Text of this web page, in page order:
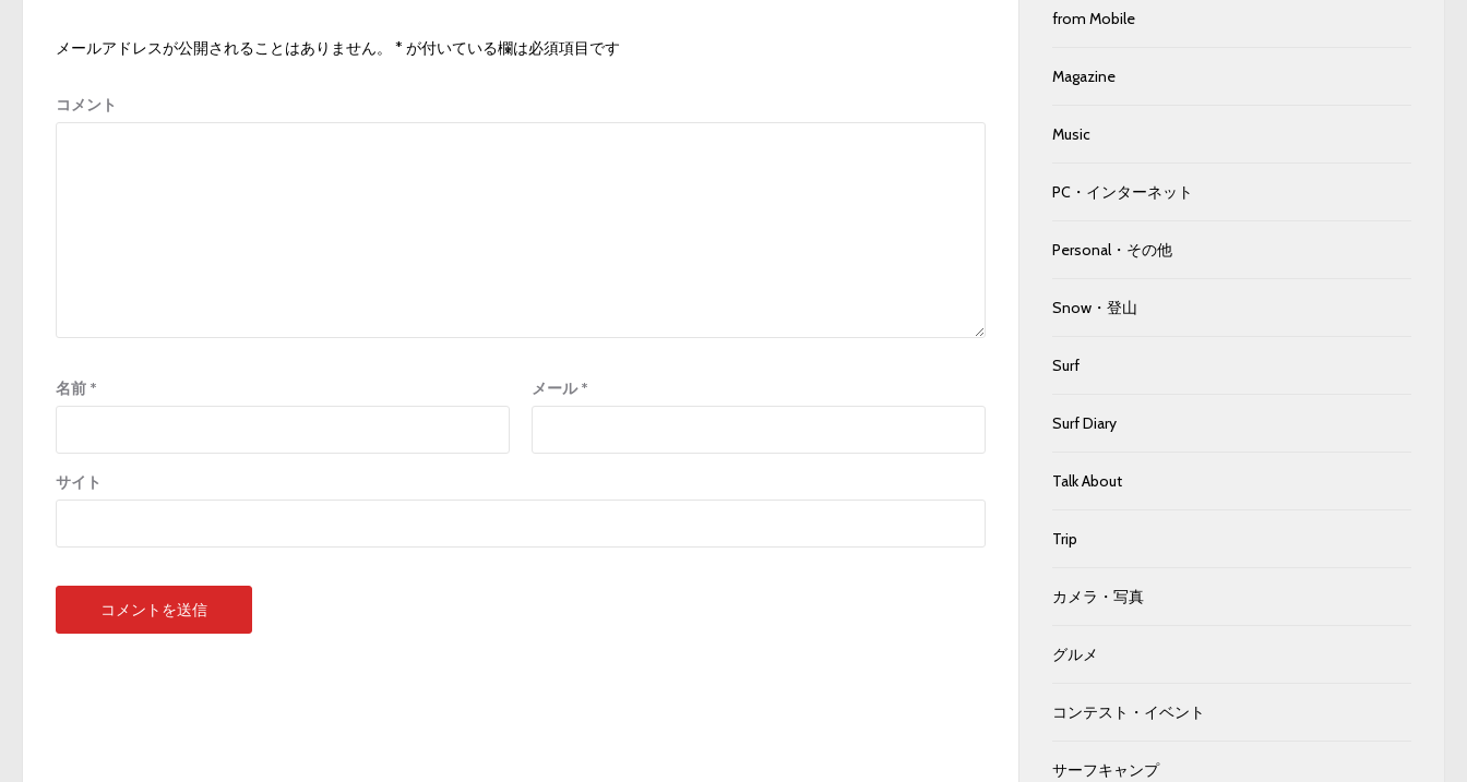
シ
ン
メールアドレスが公開されることはありません。 * が付いている欄は必須項目です
コメント
名前 * メール*
サイト
from Mobile
Magazine
Music
PC・インターネット
Personal・その他
Snow・登山
Surf
Surf Diary
Talk About
Trip
カメラ・写真
グルメ
コンテスト・イベント
サーフキャンプ